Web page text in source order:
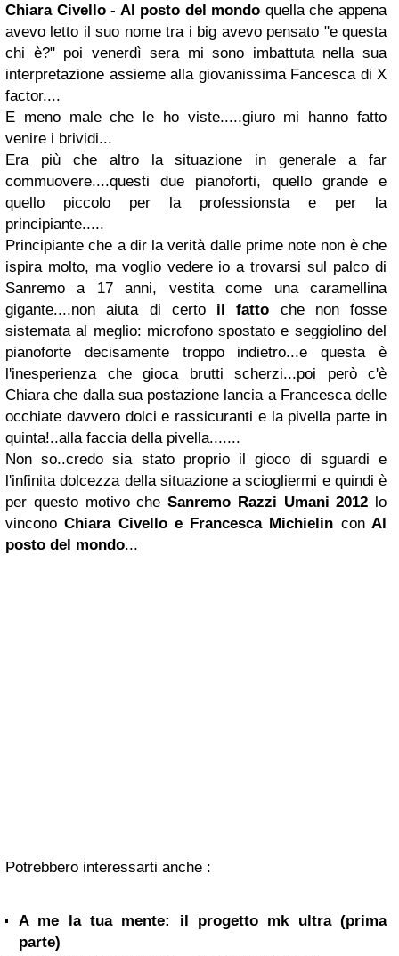
Chiara Civello - Al posto del mondo quella che appena
avevo letto il suo nome tra i big avevo pensato "e questa
chi è?" poi venerdì sera mi sono imbattuta nella sua
interpretazione assieme alla giovanissima Fancesca di X
factor....
E meno male che le ho viste.....giuro mi hanno fatto
venire i brividi...
Era più che altro la situazione in generale a far
commuovere....questi due pianoforti, quello grande e
quello piccolo per la professionsta e per la
principiante.....
Principiante che a dir la verità dalle prime note non è che
ispira molto, ma voglio vedere io a trovarsi sul palco di
Sanremo a 17 anni, vestita come una caramellina
gigante....non aiuta di certo il fatto che non fosse
sistemata al meglio: microfono spostato e seggiolino del
pianoforte decisamente troppo indietro...e questa è
l'inesperienza che gioca brutti scherzi...poi però c'è
Chiara che dalla sua postazione lancia a Francesca delle
occhiate davvero dolci e rassicuranti e la pivella parte in
quinta!..alla faccia della pivella.......
Non so..credo sia stato proprio il gioco di sguardi e
l'infinita dolcezza della situazione a sciogliermi e quindi è
per questo motivo che Sanremo Razzi Umani 2012 lo
vinconoChiara Civello e Francesca Michielin conAl
posto del mondo...
Potrebbero interessarti anche :
A me la tua mente: il progetto mk ultra (prima
parte)